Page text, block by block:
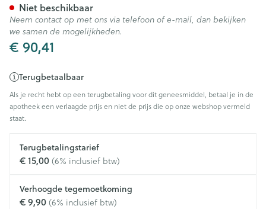
€ 90,41
Terugbetaalbaar
Als je recht hebt op een terugbetaling voor dit geneesmiddel, betaal je in de
apotheek een verlaagde prijs en niet de prijs die op onze webshop vermeld
staat.
Terugbetalingstarief
€ 15,00(6% inclusief btw)
Verhoogde tegemoetkoming
€ 9,90(6% inclusief btw)
Niet beschikbaar
Neem contact op met ons via telefoon of e-mail, dan bekijken
we samen de mogelijkheden.